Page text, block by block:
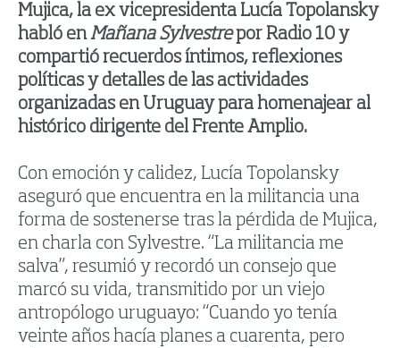
Mujica, la ex vicepresidenta Lucía Topolansky
habló enMañana Sylvestrepor Radio 10 y
compartió recuerdos íntimos, reflexiones
políticas y detalles de las actividades
organizadas en Uruguay para homenajear al
histórico dirigente del Frente Amplio.
Con emoción y calidez, Lucía Topolansky
aseguró que encuentra en la militancia una
forma de sostenerse tras la pérdida de Mujica,
en charla con Sylvestre. “La militancia me
salva”, resumió y recordó un consejo que
marcó su vida, transmitido por un viejo
antropólogo uruguayo: “Cuando yo tenía
veinte años hacía planes a cuarenta, pero